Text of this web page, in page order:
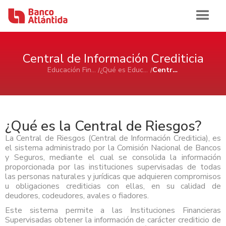
Iniciar sesión
Inicio
Banca de Personas
Ahorro e Inversión
Cuentas de Ahorros Atlántida
Cuenta de Cheques Atlántida
Certificados de Depósitos Atlántida
AFP Atlántida
Ver Ahorro e Inversión
Tarjetas
Tarjetas de Crédito Atlántida
Tarjetas de Débito Atlántida
Préstamos
Préstamo Personal Atlántida
Préstamo de Vivienda Atlántida
Canales de Atención
Banca Comercial Pyme
Ahorro e Inversión
Cuenta de Ahorro Atlántida Pyme
Cuenta de Cheque Atlántida Pyme
Certificado de Depósito Atlántida Pyme
Tarjetas de Crédito
Aliadas Atlántida
Impulso Empresarial Atlántida
Productos Cash Management
Banca Corporativa
Ahorro e Inversión
Cuenta de Ahorro
Cuenta de Cheques
Tarjetas de Crédito
Quiénes Somos
Historia
Reconocimientos
Sala de Prensa
Central de Información Crediticia
Educación Financiera Atlántida ¿Qué es Educación Financiera? Central de Información Crediticia
¿Qué es la Central de Riesgos?
La Central de Riesgos (Central de Información Crediticia), es
el sistema administrado por la Comisión Nacional de Bancos
y Seguros, mediante el cual se consolida la información
proporcionada por las instituciones supervisadas de todas
las personas naturales y jurídicas que adquieren compromisos
u obligaciones crediticias con ellas, en su calidad de
deudores, codeudores, avales o fiadores.
Este sistema permite a las Instituciones Financieras
Supervisadas obtener la información de carácter crediticio de